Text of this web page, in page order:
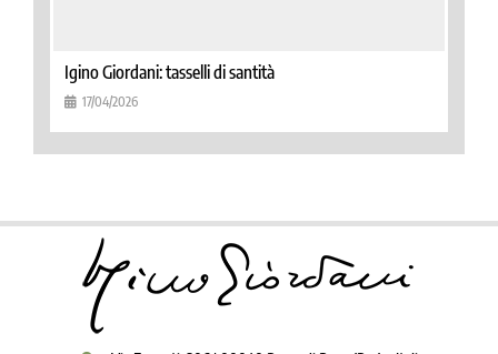
Igino Giordani: tasselli di santità
17/04/2026